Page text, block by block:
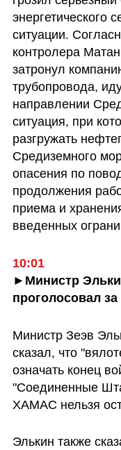
энергетического
ситуации.
контролера
затронул
трубопровода,
направлении
ситуация, при
разгружать
Средиземного
опасения по
продолжения
приема и
введенных
10:01
►Министр
проголосовал за
Министр Зеэв
сказал, что
означать конец
"Соединенные
ХАМАС нельзя
Элькин также